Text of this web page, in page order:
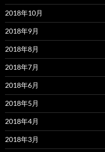
2018年10月
2018年9月
2018年8月
2018年7月
2018年6月
2018年5月
2018年4月
2018年3月